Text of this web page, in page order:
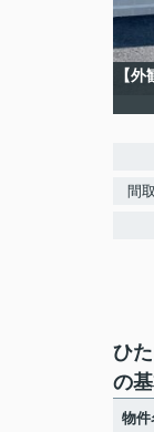
【外
間
ひ
の
物件